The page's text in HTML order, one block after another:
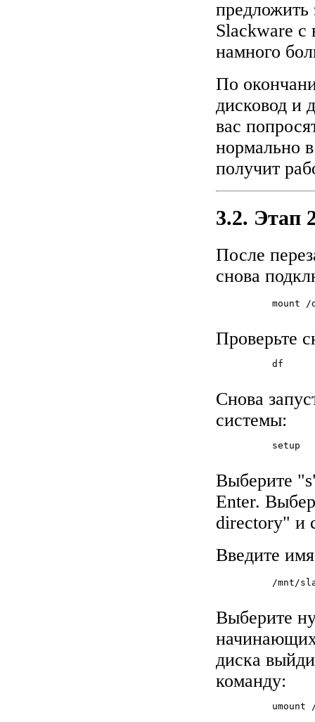
предложить
Slackware с
намного
По
дисковод и
вас
нормально
получит
3.2. Этап
После
снова
mount /
Проверьте
          df
Снова
системы:
          setup
Выберите
Enter.
directory" и
Введите
/mnt/
Выберите
диска
команду:
umount